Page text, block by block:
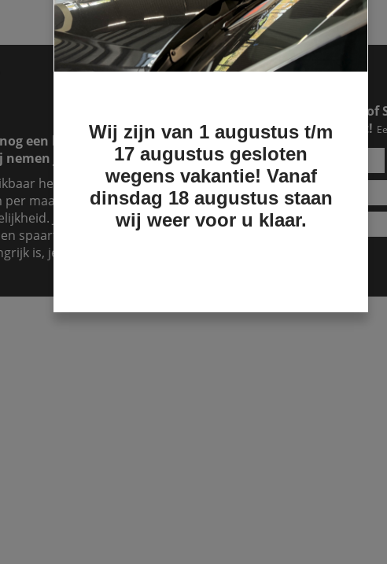
Specificaties
een lease lopen. Dat is
nemen jouw lease over.
hebt, maar je hebt
maand te betalen, dan is
Je kunt het zien als
spaart er dan voor. Dat kost
is, je kunt nu al genieten!
Een RAM of Ford pick-up
makkelijker dan je denkt!
Wij zijn van 1 augustus t/m
17 augustus gesloten
wegens vakantie! Vanaf
dinsdag 18 augustus staan
wij weer voor u klaar.